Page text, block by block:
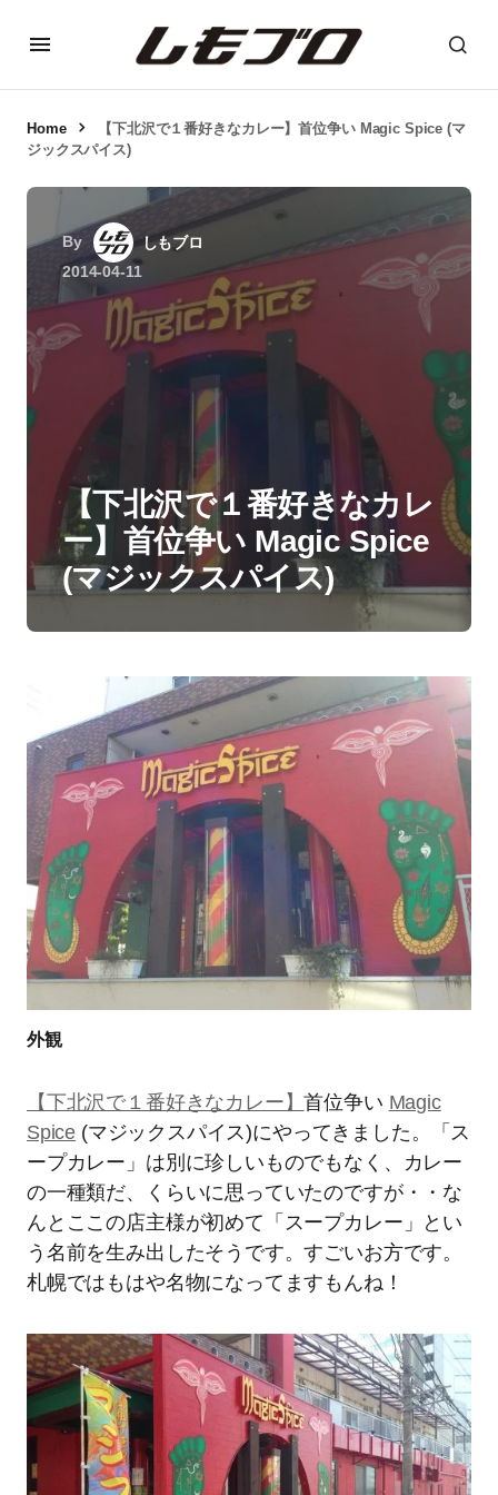
Home
【下北沢で１番好きなカレー】首位争い Magic Spice (マ
ジックスパイス)
By
しもブロ
2014-04-11
【下北沢で１番好きなカレ
ー】首位争い Magic Spice
(マジックスパイス)
外観
【下北沢で１番好きなカレー】首位争い Magic
Spice (マジックスパイス)にやってきました。「ス
ープカレー」は別に珍しいものでもなく、カレー
の一種類だ、くらいに思っていたのですが・・な
んとここの店主様が初めて「スープカレー」とい
う名前を生み出したそうです。すごいお方です。
札幌ではもはや名物になってますもんね！